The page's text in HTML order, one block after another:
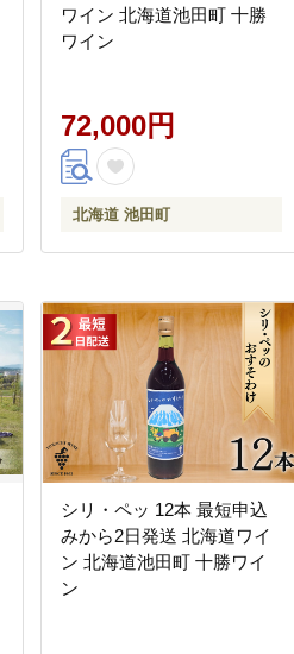
ワイン 北海道池田町 十勝
ワイン
72,000円
北海道 池田町
シリ・ペッ 12本 最短申込
みから2日発送 北海道ワイ
ン 北海道池田町 十勝ワイ
ン